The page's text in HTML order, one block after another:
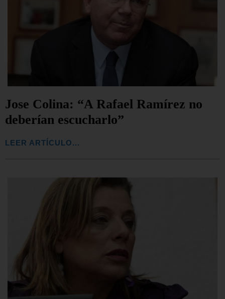
Jose Colina: “A Rafael Ramírez no
deberían escucharlo”
LEER ARTÍCULO...